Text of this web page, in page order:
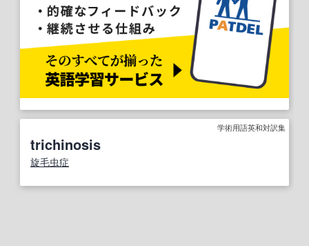
学術用語英和対訳集
trichinosis
旋毛虫症